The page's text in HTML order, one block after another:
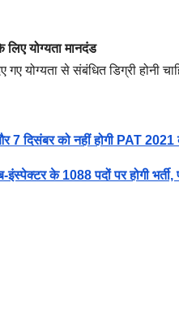
योग्यता मानदंड
योग्यता से संबंधित डिग्री होनी
को नहीं होगी PAT 2021
के 1088 पदों पर होगी भर्ती,